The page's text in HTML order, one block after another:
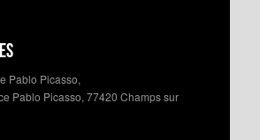
Pablo Picasso,
Pablo Picasso, 77420 Champs sur